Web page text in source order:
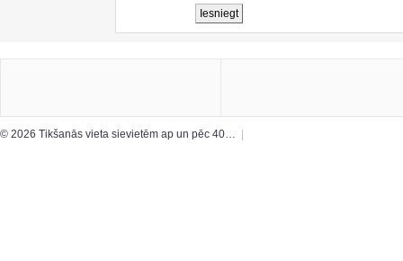
© 2026 Tikšanās vieta sievietēm ap un pēc 40…